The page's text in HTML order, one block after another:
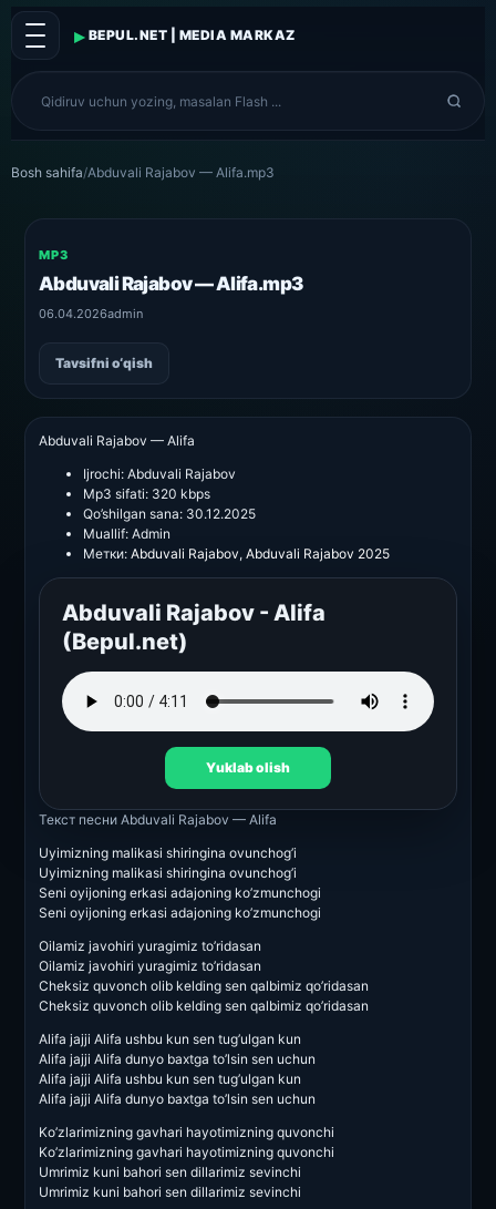
▸ BEPUL.NET | MEDIA MARKAZ
Bosh sahifa/Abduvali Rajabov — Alifa.mp3
MP3
Abduvali Rajabov — Alifa.mp3
06.04.2026admin
Tavsifni o‘qish
Abduvali Rajabov — Alifa
Ijrochi: Abduvali Rajabov
Mp3 sifati: 320 kbps
Qo’shilgan sana: 30.12.2025
Muallif: Admin
Метки: Abduvali Rajabov, Abduvali Rajabov 2025
Abduvali Rajabov - Alifa
(Bepul.net)
Yuklab olish
Текст песни Abduvali Rajabov — Alifa
Uyimizning malikasi shiringina ovunchog’i
Uyimizning malikasi shiringina ovunchog’i
Seni oyijoning erkasi adajoning ko’zmunchogi
Seni oyijoning erkasi adajoning ko’zmunchogi
Oilamiz javohiri yuragimiz to’ridasan
Oilamiz javohiri yuragimiz to’ridasan
Cheksiz quvonch olib kelding sen qalbimiz qo’ridasan
Cheksiz quvonch olib kelding sen qalbimiz qo’ridasan
Alifa jajji Alifa ushbu kun sen tug’ulgan kun
Alifa jajji Alifa dunyo baxtga to’lsin sen uchun
Alifa jajji Alifa ushbu kun sen tug’ulgan kun
Alifa jajji Alifa dunyo baxtga to’lsin sen uchun
Ko’zlarimizning gavhari hayotimizning quvonchi
Ko’zlarimizning gavhari hayotimizning quvonchi
Umrimiz kuni bahori sen dillarimiz sevinchi
Umrimiz kuni bahori sen dillarimiz sevinchi